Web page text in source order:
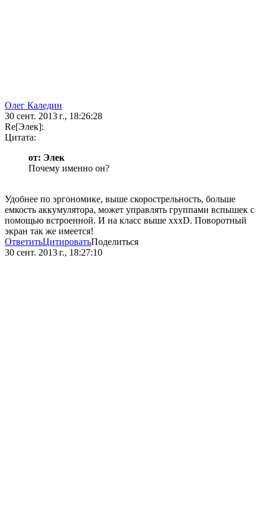
Олег Каледин
30 сент. 2013 г., 18:26:28
Re[Элек]:
Цитата:
от: Элек
Почему именно он?
Удобнее по эргономике, выше скорострельность, больше
емкость аккумулятора, может управлять группами вспышек с
помощью встроенной. И на класс выше хххD. Поворотный
экран так же имеется!
ОтветитьЦитироватьПоделиться
30 сент. 2013 г., 18:27:10